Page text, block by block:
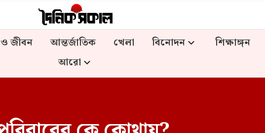
জীবন আন্তর্জাতিক খেলা বিনোদন শিক্ষাঙ্গন
আরো